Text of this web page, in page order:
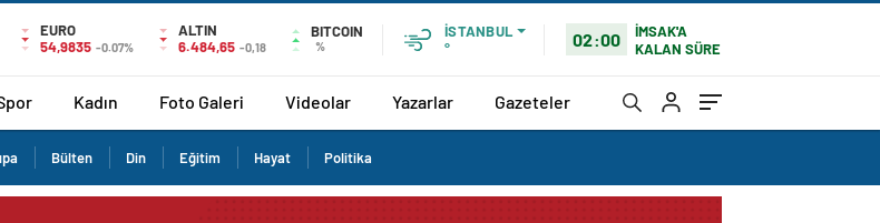
EURO
54,9835 -0.07%
ALTIN
6.484,65 -0,18
BITCOIN
%
İSTANBUL
°
02:00
İMSAK'A
KALAN SÜRE
Kadın Foto Galeri Videolar Yazarlar Gazeteler
Bülten Din Eğitim Hayat Politika